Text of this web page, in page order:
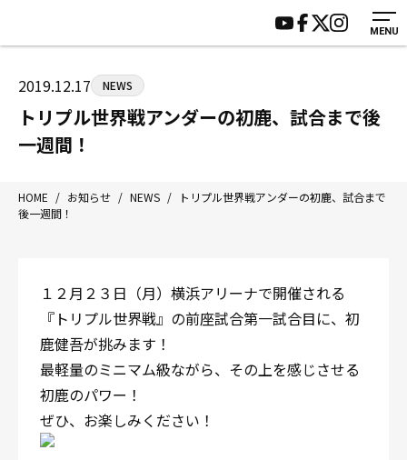
MENU
〒192-0072 東京都八王子市南町3-8 第2原嶋ビル1F
Tel/Fax：042-622-7222
営業時間：月〜土 14:00〜22:00 / 日・祝 14:00〜19:00
HOME
ジムについて
トレーニング
アマ・スパー各大会・キッズ
入会案内
施設紹介
会員様の声
サポーター募集
2019.12.17 NEWS
トリプル世界戦アンダーの初鹿、試合まで後
一週間！
HOME / お知らせ / NEWS /
トリプル世界戦アンダーの初鹿、試合まで
後一週間！
１２月２３日（月）横浜アリーナで開催される
『トリプル世界戦』の前座試合第一試合目に、初
鹿健吾が挑みます！
最軽量のミニマム級ながら、その上を感じさせる
初鹿のパワー！
ぜひ、お楽しみください！